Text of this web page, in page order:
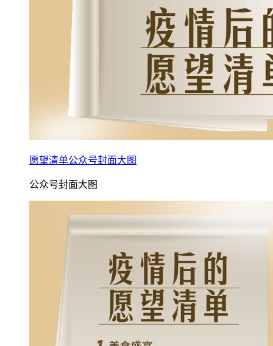
愿望清单公众号封面大图
公众号封面大图